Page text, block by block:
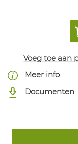
Voeg toe aan
Meer info
Documenten